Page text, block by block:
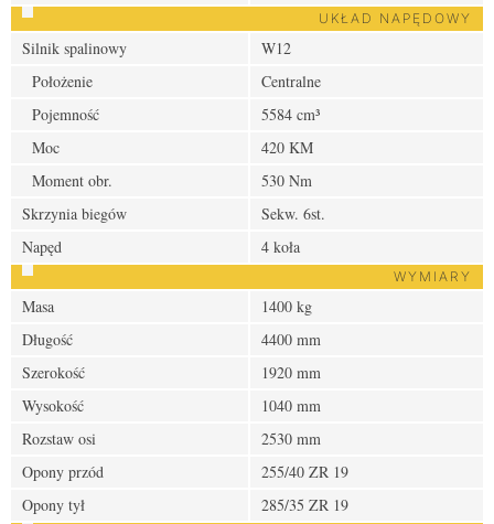
UKŁAD NAPĘDOWY
Silnik spalinowy
W12
Położenie
Centralne
Pojemność
5584 cm³
Moc
420 KM
Moment obr.
530 Nm
Skrzynia biegów
Sekw. 6st.
Napęd
4 koła
WYMIARY
Masa
1400 kg
Długość
4400 mm
Szerokość
1920 mm
Wysokość
1040 mm
Rozstaw osi
2530 mm
Opony przód
255/40 ZR 19
Opony tył
285/35 ZR 19